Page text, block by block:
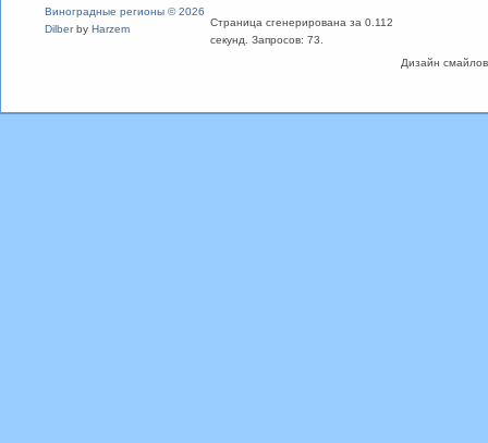
Дизайн
Виноградные регионы © 2026
Dilberby Harzem
Страница сгенерирована за 0.112
секунд. Запросов: 73.